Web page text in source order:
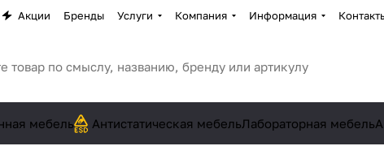
Акции Бренды Услуги Компания Информация
мебель Антистатическая мебельЛабораторная мебель